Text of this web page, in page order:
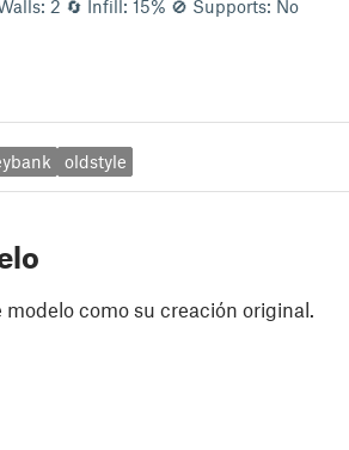
2 🔄 Infill: 15% 🚫 Supports: No
oldstyle
como su creación original.